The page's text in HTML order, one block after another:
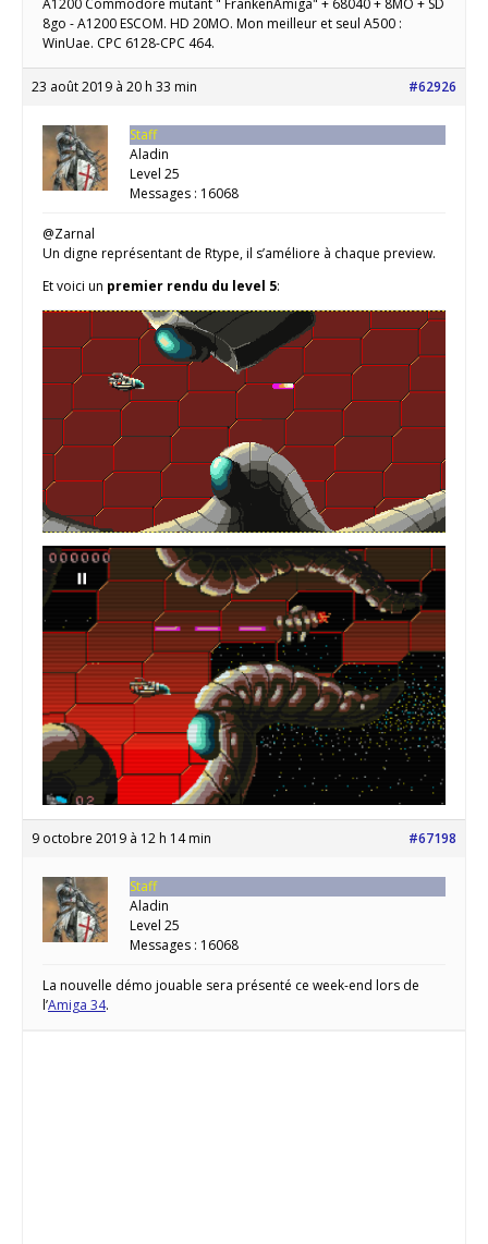
A1200 Commodore mutant " FrankenAmiga" + 68040 + 8MO + SD
8go - A1200 ESCOM. HD 20MO. Mon meilleur et seul A500 :
WinUae. CPC 6128-CPC 464.
23 août 2019 à 20 h 33 min #62926
Staff
Aladin
Level 25
Messages : 16068
@Zarnal
Un digne représentant de Rtype, il s’améliore à chaque preview.
Et voici un premier rendu du level 5:
9 octobre 2019 à 12 h 14 min #67198
Staff
Aladin
Level 25
Messages : 16068
La nouvelle démo jouable sera présenté ce week-end lors de
l’Amiga 34.